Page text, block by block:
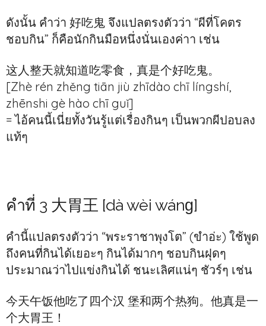
ดังนั้น คำว่า 好吃鬼 จึงแปลตรงตัวว่า “ผีที่โคตร
ชอบกิน” ก็คือนักกินมือหนึ่งนั่นเองค่าา เช่น
这人整天就知道吃零食，真是个好吃鬼。
[Zhè rén zhěng tiān jiù zhīdào chī língshí,
zhēnshi gè hào chī guǐ]
= ไอ้คนนี้เนี่ยทั้งวันรู้แต่เรื่องกินๆ เป็นพวกผีปอบลง
แท้ๆ
คำที่ 3 大胃王 [dà wèi wánɡ]
คำนี้แปลตรงตัวว่า “พระราชาพุงโต” (ขำอ่ะ) ใช้พูด
ถึงคนที่กินได้เยอะๆ กินได้มากๆ ชอบกินฝุดๆ
ประมาณว่าไปแข่งกินได้ ชนะเลิศแน่ๆ ชัวร์ๆ เช่น
今天午饭他吃了四个汉 堡和两个热狗。他真是一
个大胃王！